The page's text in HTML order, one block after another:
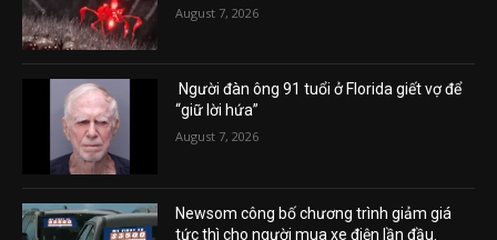
August 7, 2026
Người đàn ông 91 tuổi ở Florida giết vợ để
“giữ lời hứa”
August 7, 2026
Newsom công bố chương trình giảm giá
tức thì cho người mua xe điện lần đầu.